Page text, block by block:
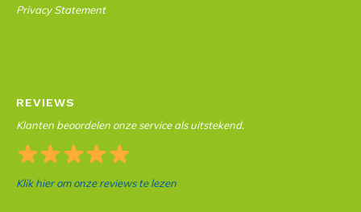
Privacy Statement
REVIEWS
Klanten beoordelen onze service als uitstekend.
Klik hier om onze reviews te lezen